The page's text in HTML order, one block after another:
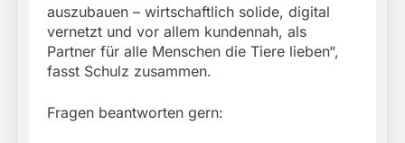
auszubauen – wirtschaftlich solide, digital
vernetzt und vor allem kundennah, als
Partner für alle Menschen die Tiere lieben“,
fasst Schulz zusammen.
Fragen beantworten gern: